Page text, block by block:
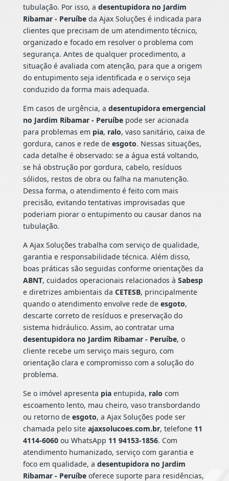
tubulação. Por isso, a desentupidora no Jardim
Ribamar - Peruíbeda Ajax Soluções é indicada para
clientes que precisam de um atendimento técnico,
organizado e focado em resolver o problema com
segurança. Antes de qualquer procedimento, a
situação é avaliada com atenção, para que a origem
do entupimento seja identificada e o serviço seja
conduzido da forma mais adequada.
Em casos de urgência, a desentupidora emergencial
no Jardim Ribamar - Peruíbepode ser acionada
para problemas em pia, ralo, vaso sanitário, caixa de
gordura, canos e rede de esgoto. Nessas situações,
cada detalhe é observado: se a água está voltando,
se há obstrução por gordura, cabelo, resíduos
sólidos, restos de obra ou falha na manutenção.
Dessa forma, o atendimento é feito com mais
precisão, evitando tentativas improvisadas que
poderiam piorar o entupimento ou causar danos na
tubulação.
A Ajax Soluções trabalha com serviço de qualidade,
garantia e responsabilidade técnica. Além disso,
boas práticas são seguidas conforme orientações da
ABNT, cuidados operacionais relacionados à Sabesp
e diretrizes ambientais da CETESB, principalmente
quando o atendimento envolve rede de esgoto,
descarte correto de resíduos e preservação do
sistema hidráulico. Assim, ao contratar uma
desentupidora no Jardim Ribamar - Peruíbe, o
cliente recebe um serviço mais seguro, com
orientação clara e compromisso com a solução do
problema.
Se o imóvel apresenta piaentupida, ralo com
escoamento lento, mau cheiro, vaso transbordando
ou retorno de esgoto, a Ajax Soluções pode ser
chamada pelo site ajaxsolucoes.com.br, telefone 11
4114-6060ou WhatsApp 11 94153-1856. Com
atendimento humanizado, serviço com garantia e
foco em qualidade, a desentupidora no Jardim
Ribamar - Peruíbeoferece suporte para residências,